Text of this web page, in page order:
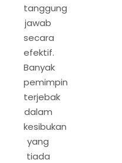
tanggung
jawab
secara
efektif.
Banyak
pemimpin
terjebak
dalam
kesibukan
yang
tiada